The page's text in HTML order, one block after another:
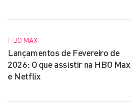
HBO MAX
Lançamentos de Fevereiro de
2026: O que assistir na HBO Max
e Netflix